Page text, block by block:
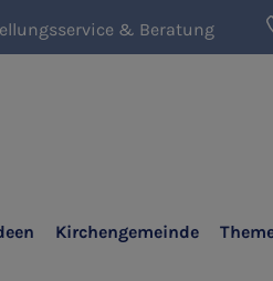
& Beratung
Kirchengemeinde